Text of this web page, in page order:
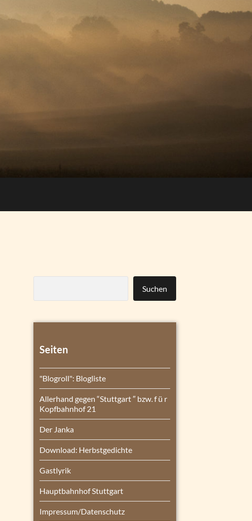
Suchen
Seiten
"Blogroll": Blogliste
Allerhand gegen “Stuttgart ″ bzw. f ü r
Kopfbahnhof 21
Der Janka
Download: Herbstgedichte
Gastlyrik
Hauptbahnhof Stuttgart
Impressum/Datenschutz